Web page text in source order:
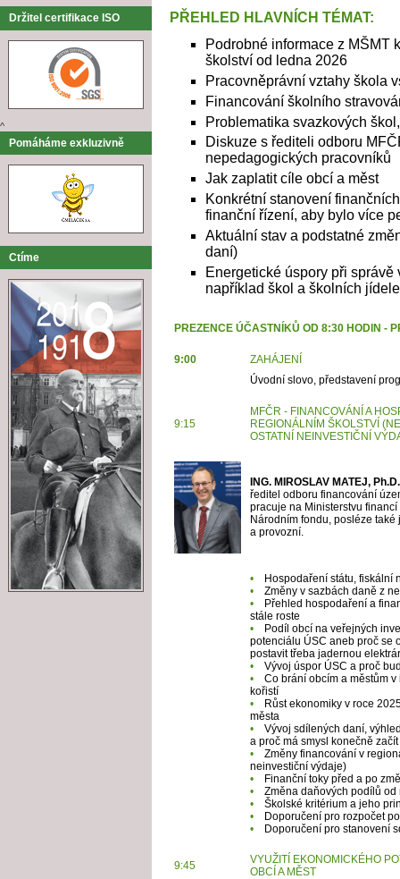
Držitel certifikace ISO
^
Pomáháme exkluzivně
Ctíme
PŘEHLED HLAVNÍCH TÉMAT:
Podrobné informace z MŠMT
školství od ledna 2026
Pracovněprávní vztahy škola
Financování školního
Problematika svazkových
Diskuze s řediteli odboru
nepedagogických pracovníků
Jak zaplatit cíle obcí a měst
Konkrétní stanovení
finanční řízení, aby bylo více
Aktuální stav a podstatné
daní)
Energetické úspory při
například škol a školních
PREZENCE ÚČASTNÍKŮ OD 8:30 HODIN -
9:00
ZAHÁJENÍ
Úvodní slovo, představení
9:15
MFČR - FINANCOVÁNÍ A
REGIONÁLNÍM ŠKOLSTVÍ
OSTATNÍ NEINVESTIČNÍ
ING. MIROSLAV MATEJ, Ph.D.
ředitel odboru financování
pracuje na Ministerstvu
Národním fondu, posléze
a provozní.
•
Hospodaření státu, fiskální
•
Změny v sazbách daně z
•
Přehled hospodaření a
stále roste
•
Podíl obcí na veřejných
potenciálu ÚSC aneb proč se
postavit třeba jadernou
•
Vývoj úspor ÚSC a proč
•
Co brání obcím a městům
kořistí
•
Růst ekonomiky v roce
města
•
Vývoj sdílených daní,
a proč má smysl konečně
•
Změny financování v
neinvestiční výdaje)
•
Finanční toky před a po
•
Změna daňových podílů
• Školské kritérium a jeho
•
Doporučení pro rozpočet
•
Doporučení pro stanovení
9:45
VYUŽITÍ EKONOMICKÉHO
OBCÍ A MĚST